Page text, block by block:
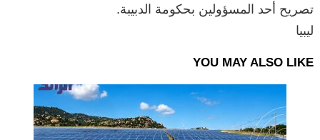
تصريح أحد المسؤولين بحكومة الدبيبة.
ليبيا
YOU MAY ALSO LIKE